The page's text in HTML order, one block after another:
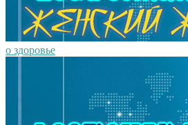
о здоровье